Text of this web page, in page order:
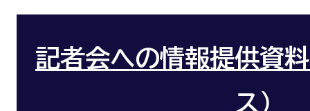
記者会への情報提供資
ス）